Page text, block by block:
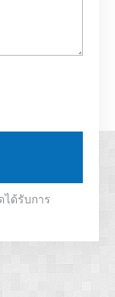
ด้รับการ